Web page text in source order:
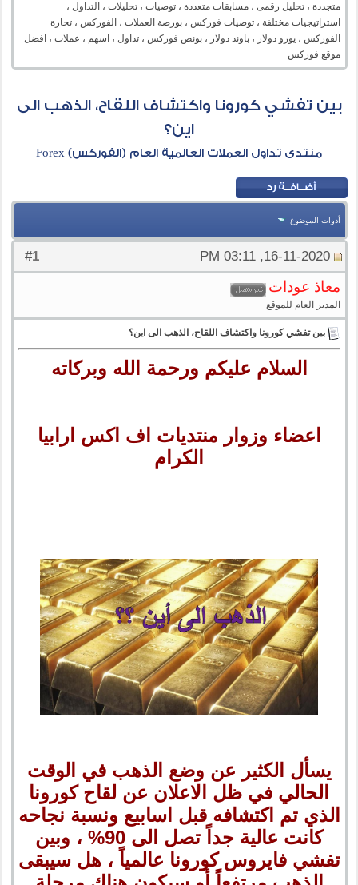
متجددة ، تحليل رقمى ، مسابقات متعددة ، توصيات ، تحليلات ، التداول ،
استراتيجيات مختلفة ، توصيات فوركس ، بورصة العملات ، الفوركس ، تجارة
الفوركس ، يورو دولار ، باوند دولار ، بونص فوركس ، تداول ، اسهم ، عملات ، افضل
موقع فوركس
بين تفشي كورونا واكتشاف اللقاح، الذهب الى
اين؟
منتدى تداول العملات العالمية العام (الفوركس) Forex
أدوات الموضوع
#
1 16-11-2020, 03:11 PM
معاذ عودات
المدير العام للموقع
بين تفشي كورونا واكتشاف اللقاح، الذهب الى اين؟
السلام عليكم ورحمة الله وبركاته
اعضاء وزوار منتديات اف اكس ارابيا
الكرام
يسأل الكثير عن وضع الذهب في الوقت
الحالي في ظل الاعلان عن لقاح كورونا
الذي تم اكتشافه قبل اسابيع ونسبة نجاحه
كانت عالية جداً تصل الى 90% ، وبين
تفشي فايروس كورونا عالمياً ، هل سيبقى